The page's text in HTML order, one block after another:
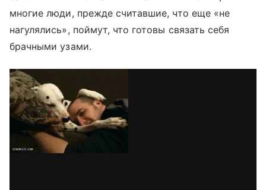
многие люди, прежде считавшие, что еще «не
нагулялись», поймут, что готовы связать себя
брачными узами.